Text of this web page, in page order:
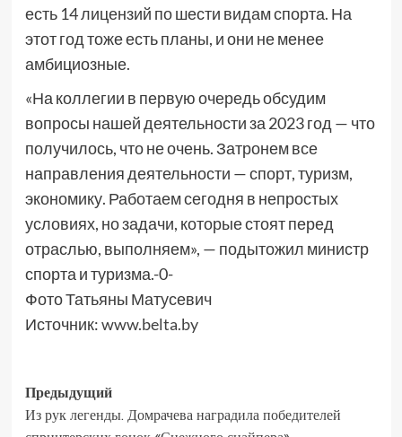
есть 14 лицензий по шести видам спорта. На
этот год тоже есть планы, и они не менее
амбициозные.
«На коллегии в первую очередь обсудим
вопросы нашей деятельности за 2023 год — что
получилось, что не очень. Затронем все
направления деятельности — спорт, туризм,
экономику. Работаем сегодня в непростых
условиях, но задачи, которые стоят перед
отраслью, выполняем», — подытожил министр
спорта и туризма.-0-
Фото Татьяны Матусевич
Источник:www.belta.by
Предыдущий
Из рук легенды. Домрачева наградила победителей